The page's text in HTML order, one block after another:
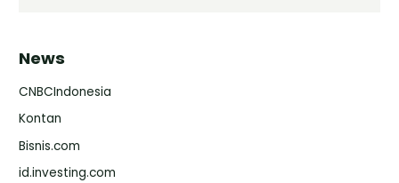
News
CNBCIndonesia
Kontan
Bisnis.com
id.investing.com